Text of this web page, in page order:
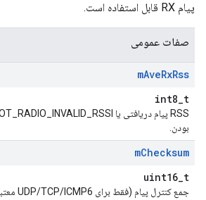
پیام RX قابل استفاده است.
صفات عمومی
mAveRxRss
int8_t
بودن.
mChecksum
uint16_t
جمع کنترل پیام (فقط برای UDP/TCP/ICMP6 معتبر است).